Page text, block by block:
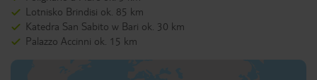
Lotnisko Brindisi ok. 85 km
Katedra San Sabito w Bari ok. 30 km
Palazzo Accinni ok. 15 km